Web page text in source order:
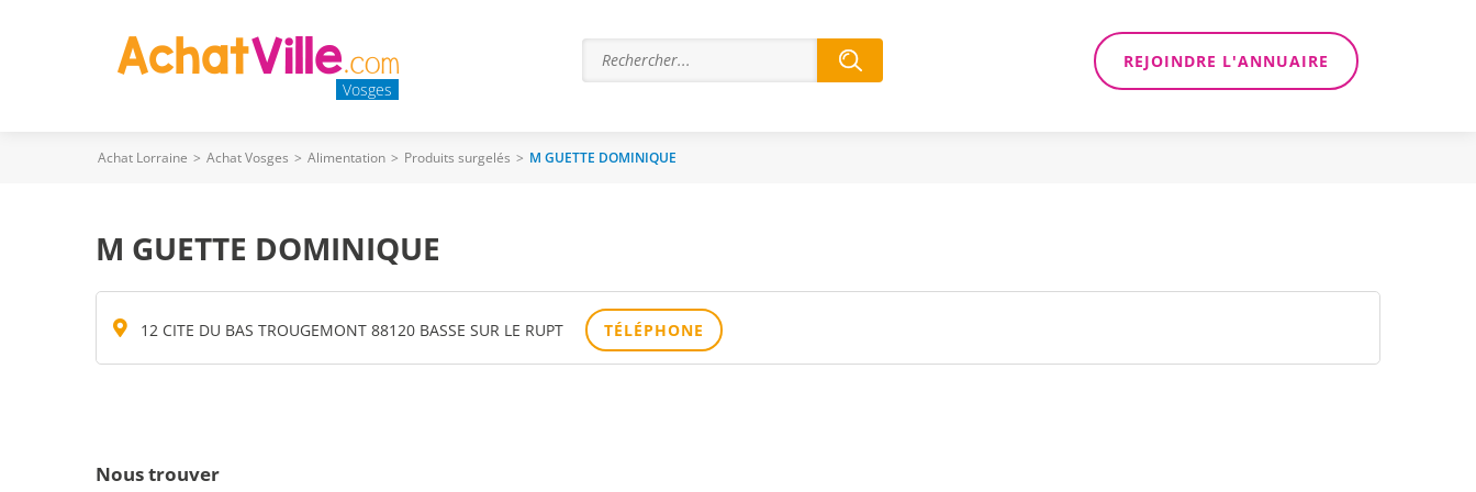
Vosges
REJOINDRE L'ANNUAIRE
Achat Lorraine > Achat Vosges > Alimentation > Produits surgelés > M GUETTE DOMINIQUE
M GUETTE DOMINIQUE
12 CITE DU BAS TROUGEMONT 88120 BASSE SUR LE RUPT TÉLÉPHONE
Nous trouver